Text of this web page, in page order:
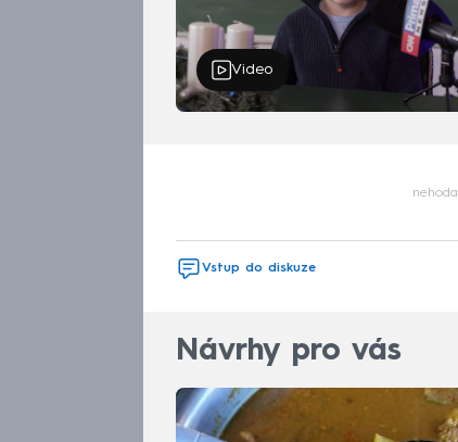
Video
nehoda
Vstup do diskuze
Návrhy pro vás